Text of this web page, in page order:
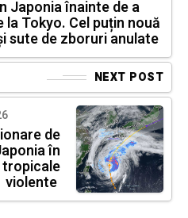
Japonia înainte de a
la Tokyo. Cel puțin nouă
sute de zboruri anulate
NEXT POST
de
în
violente